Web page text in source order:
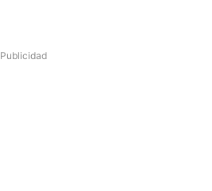
Publicidad